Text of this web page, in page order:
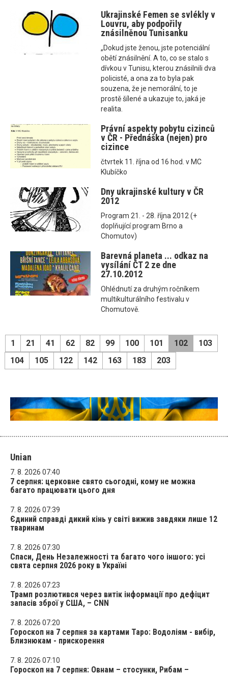
Ukrajinské Femen se svlékly v
Louvru, aby podpořily
znásilněnou Tunisanku
„Dokud jste ženou, jste potenciální
obětí znásilnění. A to, co se stalo s
dívkou v Tunisu, kterou znásilnili dva
policisté, a ona za to byla pak
souzena, že je nemorální, to je
prostě šílené a ukazuje to, jaká je
realita.
Právní aspekty pobytu cizinců
v ČR - Přednáška (nejen) pro
cizince
čtvrtek 11. října od 16 hod. v MC
Klubíčko
Dny ukrajinské kultury v ČR
2012
Program 21. - 28. října 2012 (+
doplňující program Brno a
Chomutov)
Barevná planeta ... odkaz na
vysílání ČT 2 ze dne
27.10.2012
Ohlédnutí za druhým ročníkem
multikulturálního festivalu v
Chomutově.
1 21 41 62 82 99 100 101 102
103
104
105 122 142 163 183 203
Unian
7. 8. 2026 07:40
7 серпня: церковне свято сьогодні, кому не можна
багато працювати цього дня
7. 8. 2026 07:39
Єдиний справді дикий кінь у світі вижив завдяки лише 12
тваринам
7. 8. 2026 07:30
Спаси, День Незалежності та багато чого іншого: усі
свята серпня 2026 року в Україні
7. 8. 2026 07:23
Трамп розлютився через витік інформації про дефіцит
запасів зброї у США, – CNN
7. 8. 2026 07:20
Гороскоп на 7 серпня за картами Таро: Водоліям - вибір,
Близнюкам - прискорення
7. 8. 2026 07:10
Гороскоп на 7 серпня: Овнам – стосунки, Рибам –